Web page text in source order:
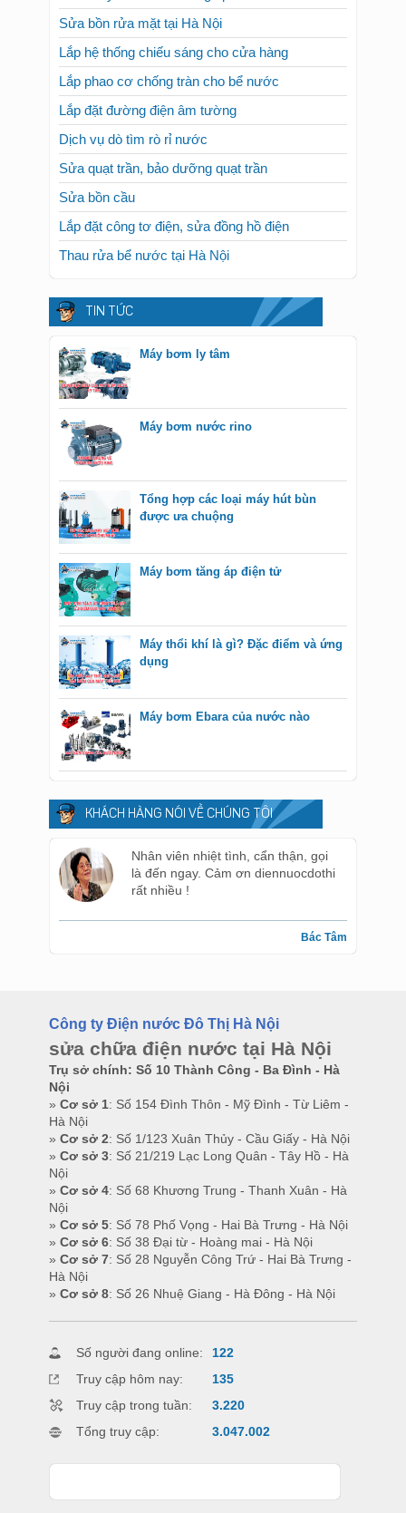
Sửa bồn rửa mặt tại Hà Nội
Lắp hệ thống chiếu sáng cho cửa hàng
Lắp phao cơ chống tràn cho bể nước
Lắp đặt đường điện âm tường
Dịch vụ dò tìm rò rỉ nước
Sửa quạt trần, bảo dưỡng quạt trần
Sửa bồn cầu
Lắp đặt công tơ điện, sửa đồng hồ điện
Thau rửa bể nước tại Hà Nội
TIN TỨC
Máy bơm ly tâm
Máy bơm nước rino
Tổng hợp các loại máy hút bùn
được ưa chuộng
Máy bơm tăng áp điện tử
Máy thổi khí là gì? Đặc điểm và ứng
dụng
Máy bơm Ebara của nước nào
KHÁCH HÀNG NÓI VỀ CHÚNG TÔI
Nhân viên nhiệt tình, cẩn thận, gọi
là đến ngay. Cảm ơn diennuocdothi
rất nhiều !
Bác Tâm
Công ty Điện nước Đô Thị Hà Nội
sửa chữa điện nước tại Hà Nội
Trụ sở chính: Số 10 Thành Công - Ba Đình - Hà
Nội
» Cơ sở 1: Số 154 Đình Thôn - Mỹ Đình - Từ Liêm -
Hà Nội
» Cơ sở 2: Số 1/123 Xuân Thủy - Cầu Giấy - Hà Nội
» Cơ sở 3: Số 21/219 Lạc Long Quân - Tây Hồ - Hà
Nội
» Cơ sở 4: Số 68 Khương Trung - Thanh Xuân - Hà
Nội
» Cơ sở 5: Số 78 Phố Vọng - Hai Bà Trưng - Hà Nội
» Cơ sở 6: Số 38 Đại từ - Hoàng mai - Hà Nội
» Cơ sở 7: Số 28 Nguyễn Công Trứ - Hai Bà Trưng -
Hà Nội
» Cơ sở 8: Số 26 Nhuệ Giang - Hà Đông - Hà Nội
Số người đang online:
122
Truy cập hôm nay:
135
Truy cập trong tuần:
3.220
Tổng truy cập:
3.047.002